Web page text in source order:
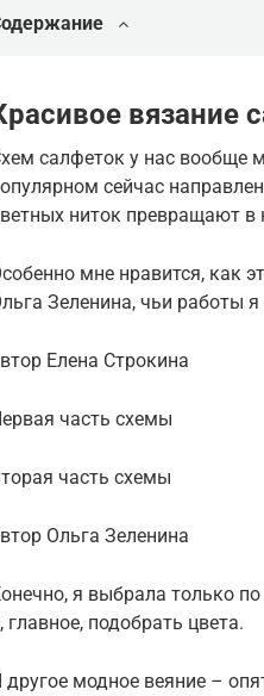
вязание
салфеток у нас вообще
сейчас
ниток превращают в
мне нравится, как
Зеленина, чьи работы
Елена Строкина
часть схемы
часть схемы
Ольга Зеленина
я выбрала только
главное, подобрать цвета.
другое модное веяние –